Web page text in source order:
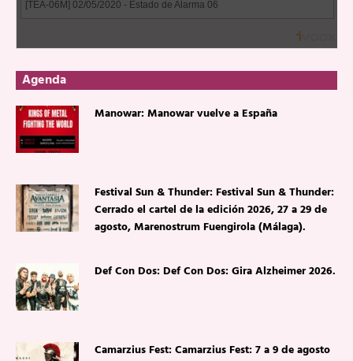
Agenda
Manowar: Manowar vuelve a España
Festival Sun & Thunder: Festival Sun & Thunder:
Cerrado el cartel de la edición 2026, 27 a 29 de
agosto, Marenostrum Fuengirola (Málaga).
Def Con Dos: Def Con Dos: Gira Alzheimer 2026.
Camarzius Fest: Camarzius Fest: 7 a 9 de agosto